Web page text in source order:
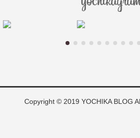
Copyright © 2019 YOCHIKA BLOG